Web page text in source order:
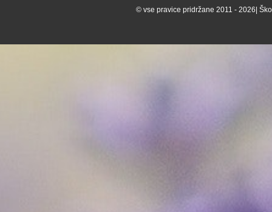
© vse pravice pridržane 2011 - 2026|